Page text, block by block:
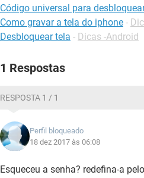
Código universal para
Como gravar a tela do iphone -
Desbloquear tela - Dicas -Android
1 Respostas
RESPOSTA 1 / 1
Perfil bloqueado
18 dez 2017 às 06:08
Esqueceu a senha? redefina-a